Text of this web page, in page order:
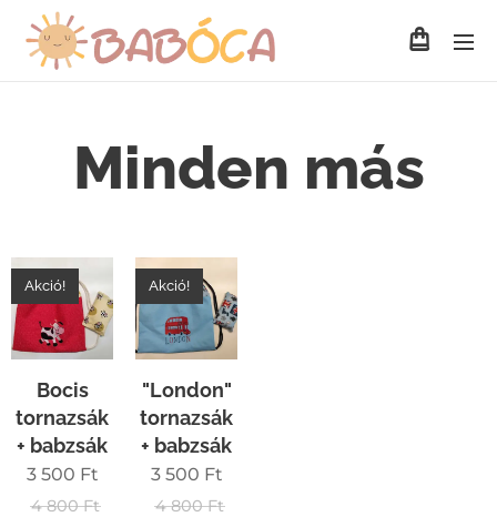
Minden más
Bocis
tornazsák
+ babzsák
Akció!
3 500 Ft
4 800Ft
"London"
tornazsák
+ babzsák
Akció!
3 500 Ft
4 800Ft